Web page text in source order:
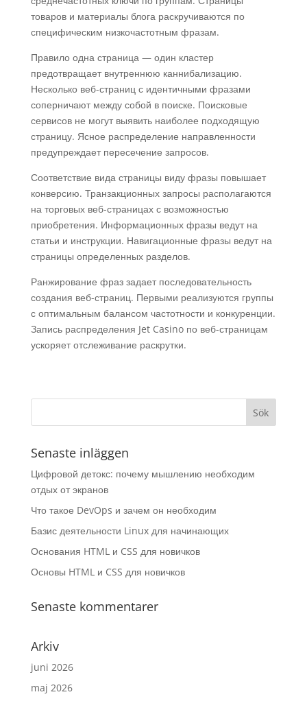
товаров и материалы блога раскручиваются по
специфическим низкочастотным фразам.
Правило одна страница — один кластер
предотвращает внутреннюю каннибализацию.
Несколько веб-страниц с идентичными фразами
соперничают между собой в поиске. Поисковые
сервисов не могут выявить наиболее подходящую
страницу. Ясное распределение направленности
предупреждает пересечение запросов.
Соответствие вида страницы виду фразы повышает
конверсию. Транзакционных запросы располагаются
на торговых веб-страницах с возможностью
приобретения. Информационных фразы ведут на
статьи и инструкции. Навигационные фразы ведут на
страницы определенных разделов.
Ранжирование фраз задает последовательность
создания веб-страниц. Первыми реализуются группы
с оптимальным балансом частотности и конкуренции.
Запись распределения Jet Casino по веб-страницам
ускоряет отслеживание раскрутки.
Senaste inläggen
Цифровой детокс: почему мышлению необходим
отдых от экранов
Что такое DevOps и зачем он необходим
Базис деятельности Linux для начинающих
Основания HTML и CSS для новичков
Основы HTML и CSS для новичков
Senaste kommentarer
Arkiv
juni 2026
maj 2026